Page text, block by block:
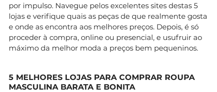
por impulso. Navegue pelos excelentes sites destas 5
lojas e verifique quais as peças de que realmente gosta
e onde as encontra aos melhores preços. Depois, é só
proceder à compra, online ou presencial, e usufruir ao
máximo da melhor moda a preços bem pequeninos.
5 MELHORES LOJAS PARA COMPRAR ROUPA
MASCULINA BARATA E BONITA